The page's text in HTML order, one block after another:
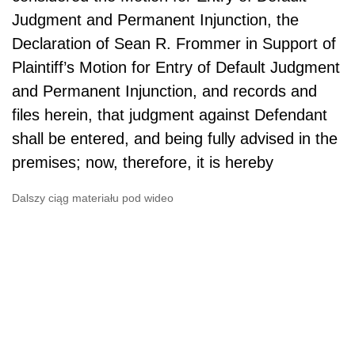
Judgment and Permanent Injunction, the
Declaration of Sean R. Frommer in Support of
Plaintiff’s Motion for Entry of Default Judgment
and Permanent Injunction, and records and
files herein, that judgment against Defendant
shall be entered, and being fully advised in the
premises; now, therefore, it is hereby
Dalszy ciąg materiału pod wideo